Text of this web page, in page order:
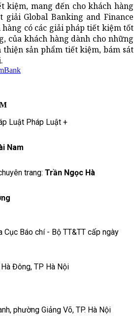
kiệm, mang đến cho khách hàng
Global Banking and Finance
có các giải pháp tiết kiệm tốt
của khách hàng dành cho những
sản phẩm tiết kiệm, bám sát
Luật Pháp Luật +
Nam
trang: Trần Ngọc Hà
Báo chí - Bộ TT&TT cấp ngày
Đông, TP Hà Nội
phường Giảng Võ, TP. Hà Nội